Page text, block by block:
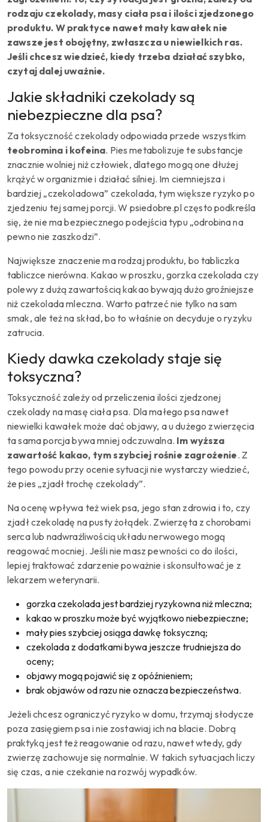
rodzaju czekolady, masy ciała psa i ilości zjedzonego
produktu. W praktyce nawet mały kawałek nie
zawsze jest obojętny, zwłaszcza u niewielkich ras.
Jeśli chcesz wiedzieć, kiedy trzeba działać szybko,
czytaj dalej uważnie.
Jakie składniki czekolady są
niebezpieczne dla psa?
Za toksyczność czekolady odpowiada przede wszystkim
teobromina i kofeina. Pies metabolizuje te substancje
znacznie wolniej niż człowiek, dlatego mogą one dłużej
krążyć w organizmie i działać silniej. Im ciemniejsza i
bardziej „czekoladowa” czekolada, tym większe ryzyko po
zjedzeniu tej samej porcji. W psiedobre.pl często podkreśla
się, że nie ma bezpiecznego podejścia typu „odrobina na
pewno nie zaszkodzi”.
Największe znaczenie ma rodzaj produktu, bo tabliczka
tabliczce nierówna. Kakao w proszku, gorzka czekolada czy
polewy z dużą zawartością kakao bywają dużo groźniejsze
niż czekolada mleczna. Warto patrzeć nie tylko na sam
smak, ale też na skład, bo to właśnie on decyduje o ryzyku
zatrucia.
Kiedy dawka czekolady staje się
toksyczna?
Toksyczność zależy od przeliczenia ilości zjedzonej
czekolady na masę ciała psa. Dla małego psa nawet
niewielki kawałek może dać objawy, a u dużego zwierzęcia
ta sama porcja bywa mniej odczuwalna. Im wyższa
zawartość kakao, tym szybciej rośnie zagrożenie. Z
tego powodu przy ocenie sytuacji nie wystarczy wiedzieć,
że pies „zjadł trochę czekolady”.
Na ocenę wpływa też wiek psa, jego stan zdrowia i to, czy
zjadł czekoladę na pusty żołądek. Zwierzęta z chorobami
serca lub nadwrażliwością układu nerwowego mogą
reagować mocniej. Jeśli nie masz pewności co do ilości,
lepiej traktować zdarzenie poważnie i skonsultować je z
lekarzem weterynarii.
gorzka czekolada jest bardziej ryzykowna niż mleczna;
kakao w proszku może być wyjątkowo niebezpieczne;
mały pies szybciej osiąga dawkę toksyczną;
czekolada z dodatkami bywa jeszcze trudniejsza do
oceny;
objawy mogą pojawić się z opóźnieniem;
brak objawów od razu nie oznacza bezpieczeństwa.
Jeżeli chcesz ograniczyć ryzyko w domu, trzymaj słodycze
poza zasięgiem psa i nie zostawiaj ich na blacie. Dobrą
praktyką jest też reagowanie od razu, nawet wtedy, gdy
zwierzę zachowuje się normalnie. W takich sytuacjach liczy
się czas, a nie czekanie na rozwój wypadków.